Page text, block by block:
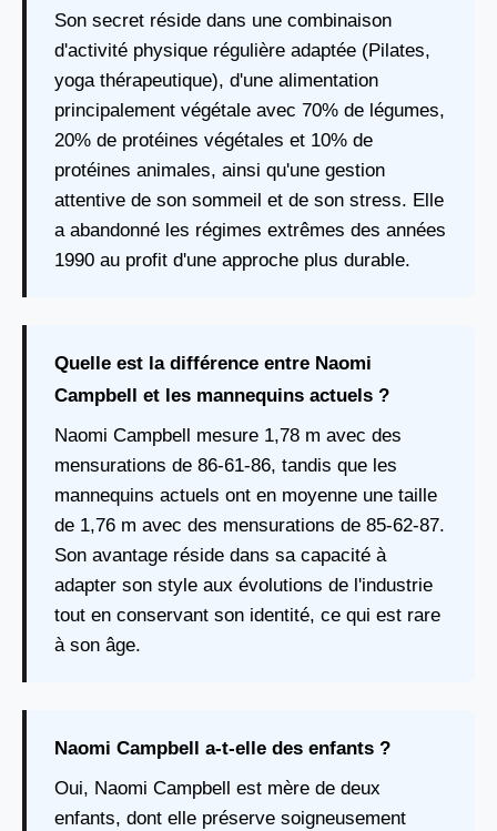
Son secret réside dans une combinaison
d'activité physique régulière adaptée (Pilates,
yoga thérapeutique), d'une alimentation
principalement végétale avec 70% de légumes,
20% de protéines végétales et 10% de
protéines animales, ainsi qu'une gestion
attentive de son sommeil et de son stress. Elle
a abandonné les régimes extrêmes des années
1990 au profit d'une approche plus durable.
Quelle est la différence entre Naomi
Campbell et les mannequins actuels ?
Naomi Campbell mesure 1,78 m avec des
mensurations de 86-61-86, tandis que les
mannequins actuels ont en moyenne une taille
de 1,76 m avec des mensurations de 85-62-87.
Son avantage réside dans sa capacité à
adapter son style aux évolutions de l'industrie
tout en conservant son identité, ce qui est rare
à son âge.
Naomi Campbell a-t-elle des enfants ?
Oui, Naomi Campbell est mère de deux
enfants, dont elle préserve soigneusement